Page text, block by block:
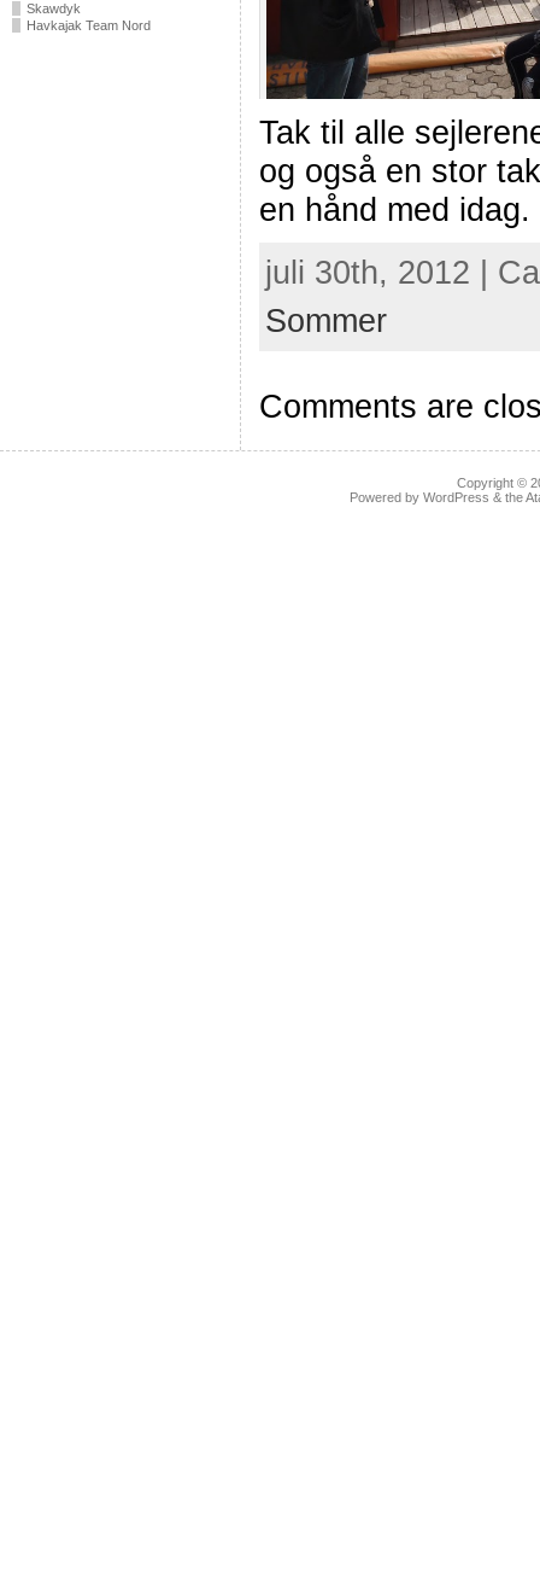
Skawdyk
Havkajak Team Nord
Tak til alle
og også en stor
en hånd med idag.
juli 30th, 2012 |
Sommer
Comments are
Copyright ©
Powered by WordPress & the